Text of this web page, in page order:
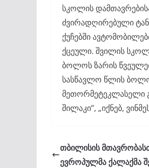
სკოლის
ძვირადღირებული
ქუჩებში
ქცეული. შვილის
ბოლოს ზარის
სასწავლო წლის
მეთორმეტეკლასელი
შილაკი“, „იქნებ,
თბილისის
ევროპულმა ქალაქმა